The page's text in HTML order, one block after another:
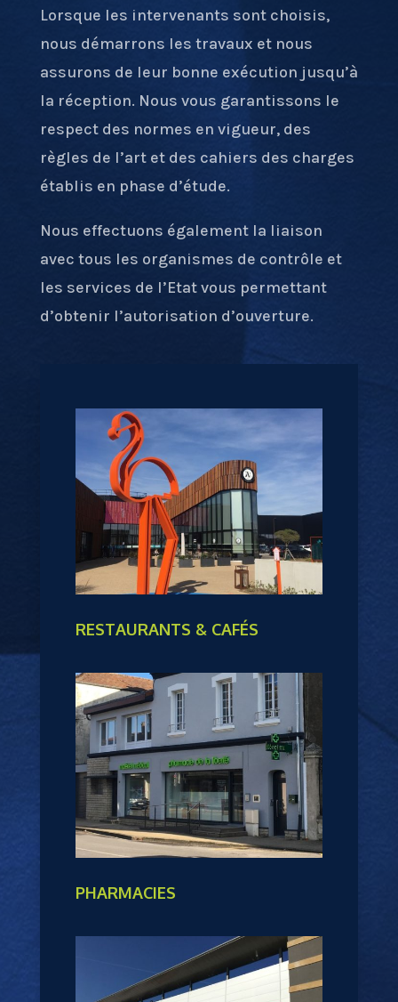
Lorsque les intervenants sont choisis,
nous démarrons les travaux et nous
assurons de leur bonne exécution jusqu’à
la réception. Nous vous garantissons le
respect des normes en vigueur, des
règles de l’art et des cahiers des charges
établis en phase d’étude.
Nous effectuons également la liaison
avec tous les organismes de contrôle et
les services de l’Etat vous permettant
d’obtenir l’autorisation d’ouverture.
RESTAURANTS & CAFÉS
PHARMACIES